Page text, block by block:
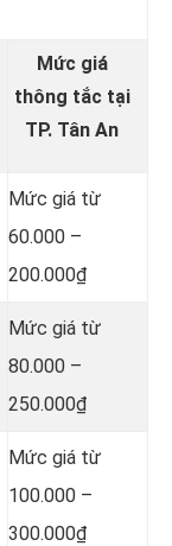
Mức giá
thông tắc tại
TP. Tân An
Mức giá từ
60.000 –
200.000₫
Mức giá từ
80.000 –
250.000₫
Mức giá từ
100.000 –
300.000₫